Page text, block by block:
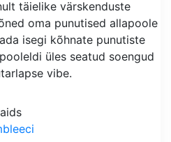
täielike värskenduste
oma punutised allapoole
isegi kõhnate punutiste
üles seatud soengud
vibe.